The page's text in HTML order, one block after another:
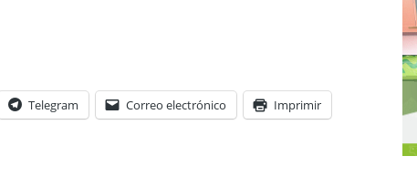
Telegram Correo electrónico Imprimir